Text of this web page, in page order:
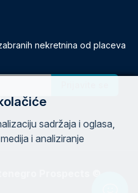
nekretnina od placeva
Prospects ©
sadržaja i oglasa,
i analiziranje